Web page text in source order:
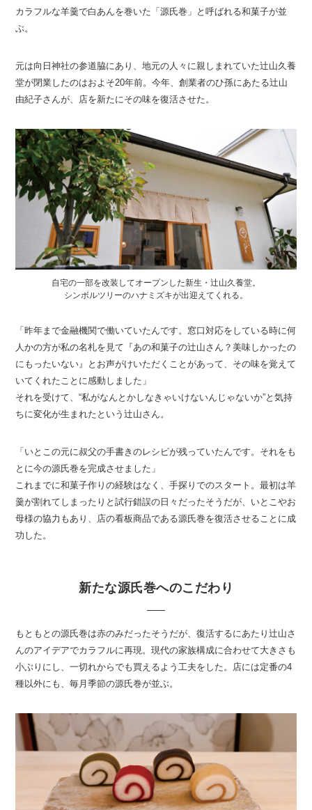
カラフルな羊羹で白あんを巻いた「源氏巻」と呼ばれる和菓子が並
ぶ。
元は向日神社の参道脇にあり、地元の人々に親しまれていた辻山久養
堂が閉業したのはおよそ20年前。今年、創業者のひ孫にあたる辻山
由紀子さんが、店を新たにその味を復活させた。
自宅の一部を改装してオープンした新生・辻山久養堂。
シンボルツリーのハナミズキが出迎えてくれる。
「昨年まで金融機関で働いていたんです。窓口対応をしている時に何
人かの方が私の名札を見て『あの和菓子の辻山さん？美味しかったの
にもったいない』とお声がけいただくことがあって、その味を覚えて
いてくれたことに感動しました」
それを受けて、“私がなんとかしなきゃいけないんじゃないか”と気持
ちに変化が生まれたという辻山さん。
「いとこの元に叔父の手書きのレシピが残っていたんです。それをも
とに今の源氏巻を完成させました」
これまでに和菓子作りの経験はなく、手探りでのスタート。最初は羊
羹が割れてしまったりと試行錯誤の日々だったそうだが、いとこやお
母様の協力もあり、店の看板商品である源氏巻を復活させることに成
功した。
新たな源氏巻へのこだわり
もともとの源氏巻は赤のみだったそうだが、復活するにあたり辻山さ
んのアイデアでカラフルに再現。現代の家族構成に合わせて大きさも
小ぶりにし、一切れからでも買えるよう工夫をした。店には定番の4
種以外にも、毎月季節の源氏巻が並ぶ。